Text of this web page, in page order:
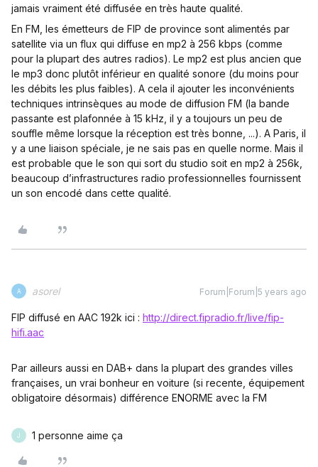
jamais vraiment été diffusée en très haute qualité.
En FM, les émetteurs de FIP de province sont alimentés par
satellite via un flux qui diffuse en mp2 à 256 kbps (comme
pour la plupart des autres radios). Le mp2 est plus ancien que
le mp3 donc plutôt inférieur en qualité sonore (du moins pour
les débits les plus faibles). A cela il ajouter les inconvénients
techniques intrinsèques au mode de diffusion FM (la bande
passante est plafonnée à 15 kHz, il y a toujours un peu de
souffle même lorsque la réception est très bonne, ...). A Paris, il
y a une liaison spéciale, je ne sais pas en quelle norme. Mais il
est probable que le son qui sort du studio soit en mp2 à 256k,
beaucoup d’infrastructures radio professionnelles fournissent
un son encodé dans cette qualité.
A asorel Forum|Forum|5 years ago
FIP diffusé en AAC 192k ici : http://direct.fipradio.fr/live/fip-
hifi.aac
Par ailleurs aussi en DAB+ dans la plupart des grandes villes
françaises, un vrai bonheur en voiture (si recente, équipement
obligatoire désormais) différence ENORME avec la FM
J 1 personne aime ça